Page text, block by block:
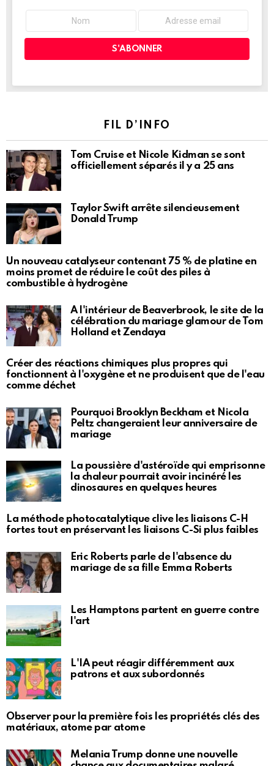
FIL D’INFO
Tom Cruise et Nicole Kidman se sont
officiellement séparés il y a 25 ans
Taylor Swift arrête silencieusement
Donald Trump
Un nouveau catalyseur contenant 75 % de platine en
moins promet de réduire le coût des piles à
combustible à hydrogène
À l'intérieur de Beaverbrook, le site de la
célébration du mariage glamour de Tom
Holland et Zendaya
Créer des réactions chimiques plus propres qui
fonctionnent à l'oxygène et ne produisent que de l'eau
comme déchet
Pourquoi Brooklyn Beckham et Nicola
Peltz changeraient leur anniversaire de
mariage
La poussière d'astéroïde qui emprisonne
la chaleur pourrait avoir incinéré les
dinosaures en quelques heures
La méthode photocatalytique clive les liaisons C-H
fortes tout en préservant les liaisons C-Si plus faibles
Eric Roberts parle de l'absence du
mariage de sa fille Emma Roberts
Les Hamptons partent en guerre contre
l'art
L'IA peut réagir différemment aux
patrons et aux subordonnés
Observer pour la première fois les propriétés clés des
matériaux, atome par atome
Melania Trump donne une nouvelle